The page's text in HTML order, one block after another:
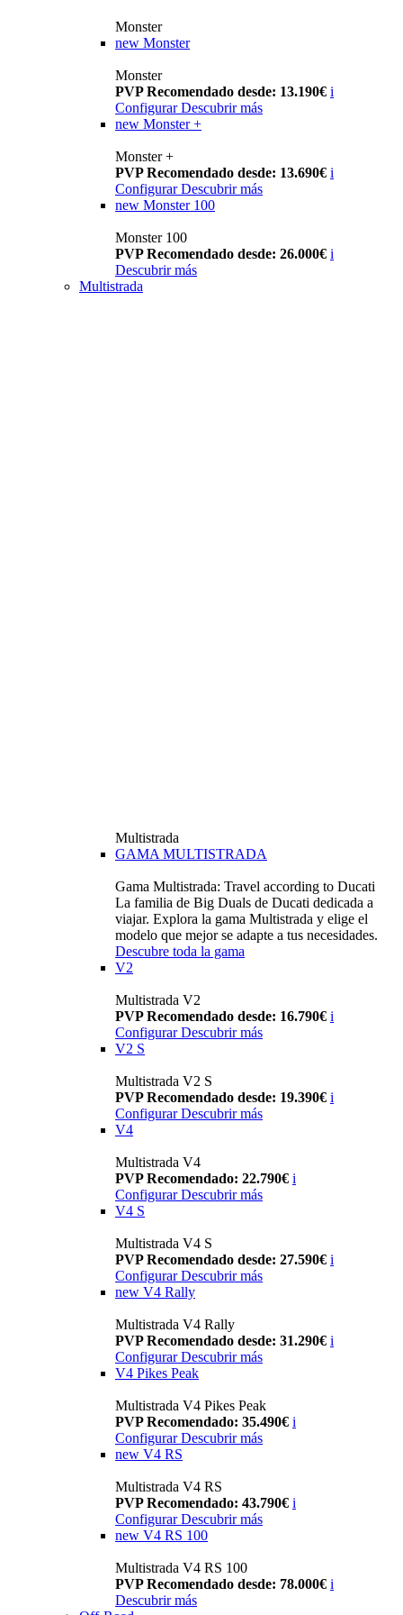
Monster
new Monster
Monster
PVP Recomendado desde: 13.190€ i
Configurar Descubrir más
new Monster +
Monster +
PVP Recomendado desde: 13.690€ i
Configurar Descubrir más
new Monster 100
Monster 100
PVP Recomendado desde: 26.000€ i
Descubrir más
Multistrada
Multistrada
GAMA MULTISTRADA
Gama Multistrada: Travel according to Ducati
La familia de Big Duals de Ducati dedicada a
viajar. Explora la gama Multistrada y elige el
modelo que mejor se adapte a tus necesidades.
Descubre toda la gama
V2
Multistrada V2
PVP Recomendado desde: 16.790€ i
Configurar Descubrir más
V2 S
Multistrada V2 S
PVP Recomendado desde: 19.390€ i
Configurar Descubrir más
V4
Multistrada V4
PVP Recomendado: 22.790€ i
Configurar Descubrir más
V4 S
Multistrada V4 S
PVP Recomendado desde: 27.590€ i
Configurar Descubrir más
new V4 Rally
Multistrada V4 Rally
PVP Recomendado desde: 31.290€ i
Configurar Descubrir más
V4 Pikes Peak
Multistrada V4 Pikes Peak
PVP Recomendado: 35.490€ i
Configurar Descubrir más
new V4 RS
Multistrada V4 RS
PVP Recomendado: 43.790€ i
ConfigurarDescubrir más
new V4 RS 100
Multistrada V4 RS 100
PVP Recomendado desde: 78.000€ i
Descubrir más